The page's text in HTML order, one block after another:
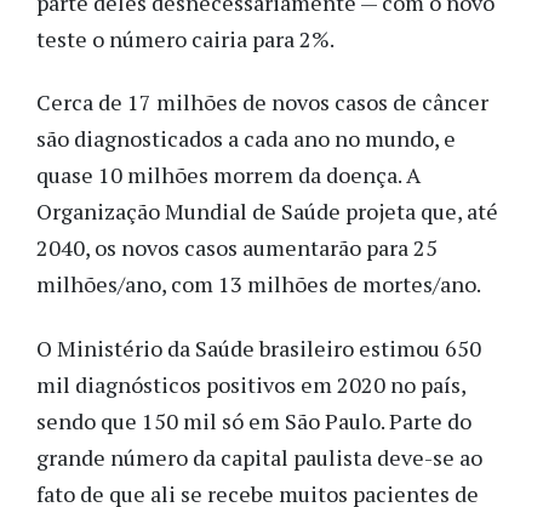
teste o número cairia para 2%.
Cerca de 17 milhões de novos casos de câncer
são diagnosticados a cada ano no mundo, e
quase 10 milhões morrem da doença. A
Organização Mundial de Saúde projeta que, até
2040, os novos casos aumentarão para 25
milhões/ano, com 13 milhões de mortes/ano.
O Ministério da Saúde brasileiro estimou 650
mil diagnósticos positivos em 2020 no país,
sendo que 150 mil só em São Paulo. Parte do
grande número da capital paulista deve-se ao
fato de que ali se recebe muitos pacientes de